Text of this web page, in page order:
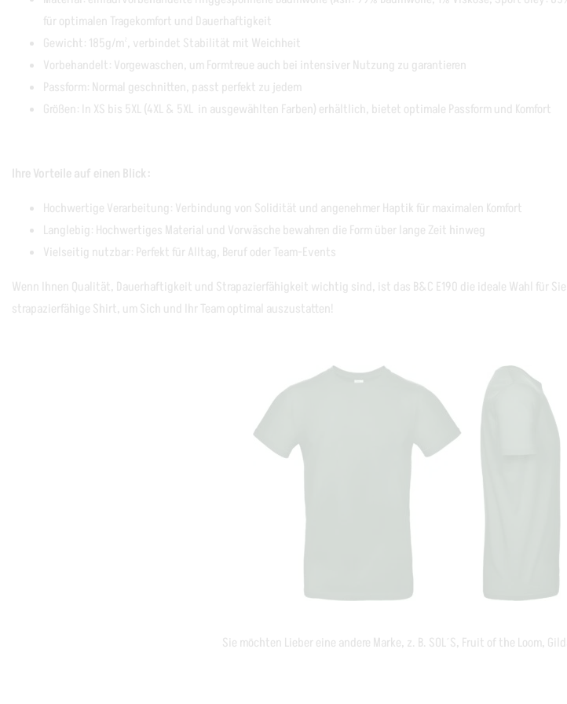
für optimalen Tragekomfort und Dauerhaftigkeit
Gewicht: 185g/m², verbindet Stabilität mit Weichheit
Vorbehandelt: Vorgewaschen, um Formtreue auch bei intensiver Nutzung zu garantieren
Passform: Normal geschnitten, passt perfekt zu jedem
Größen: In XS bis 5XL (4XL & 5XL in ausgewählten Farben) erhältlich, bietet optimale Passform und Komfort
Ihre Vorteile auf einen Blick:
Hochwertige Verarbeitung: Verbindung von Solidität und angenehmer Haptik für maximalen Komfort
Langlebig: Hochwertiges Material und Vorwäsche bewahren die Form über lange Zeit hinweg
Vielseitig nutzbar: Perfekt für Alltag, Beruf oder Team-Events
Wenn Ihnen Qualität, Dauerhaftigkeit und Strapazierfähigkeit wichtig sind, ist das B&C E190 die ideale Wahl für
strapazierfähige Shirt, um Sich und Ihr Team optimal auszustatten!
Sie möchten Lieber eine andere Marke, z. B. SOL´S, Fruit of the Loom,